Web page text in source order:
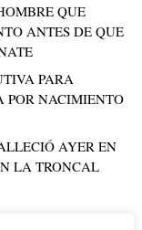
QUE
ANTES DE QUE
PARA
NACIMIENTO
AYER EN
LA TRONCAL